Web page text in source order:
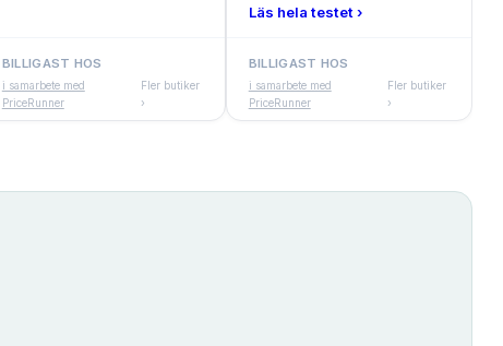
BILLIGAST HOS
i samarbete med
PriceRunner
Fler butiker
›
Läs hela testet ›
BILLIGAST HOS
i samarbete med
PriceRunner
Fler butiker
›